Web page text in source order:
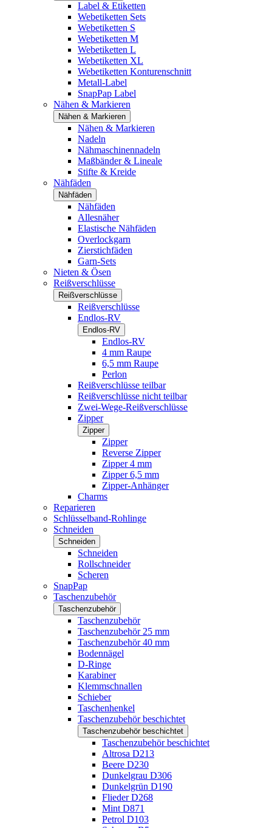
Label & Etiketten
Webetiketten Sets
Webetiketten S
Webetiketten M
Webetiketten L
Webetiketten XL
Webetiketten Konturenschnitt
Metall-Label
SnapPap Label
Nähen & Markieren
Nähen & Markieren
Nähen & Markieren
Nadeln
Nähmaschinennadeln
Maßbänder & Lineale
Stifte & Kreide
Nähfäden
Nähfäden
Nähfäden
Allesnäher
Elastische Nähfäden
Overlockgarn
Zierstichfäden
Garn-Sets
Nieten & Ösen
Reißverschlüsse
Reißverschlüsse
Reißverschlüsse
Endlos-RV
Endlos-RV
Endlos-RV
4 mm Raupe
6,5 mm Raupe
Perlon
Reißverschlüsse teilbar
Reißverschlüsse nicht teilbar
Zwei-Wege-Reißverschlüsse
Zipper
Zipper
Zipper
Reverse Zipper
Zipper 4 mm
Zipper 6,5 mm
Zipper-Anhänger
Charms
Reparieren
Schlüsselband-Rohlinge
Schneiden
Schneiden
Schneiden
Rollschneider
Scheren
SnapPap
Taschenzubehör
Taschenzubehör
Taschenzubehör
Taschenzubehör 25 mm
Taschenzubehör 40 mm
Bodennägel
D-Ringe
Karabiner
Klemmschnallen
Schieber
Taschenhenkel
Taschenzubehör beschichtet
Taschenzubehör beschichtet
Taschenzubehör beschichtet
Altrosa D213
Beere D230
Dunkelgrau D306
Dunkelgrün D190
Flieder D268
Mint D871
Petrol D103